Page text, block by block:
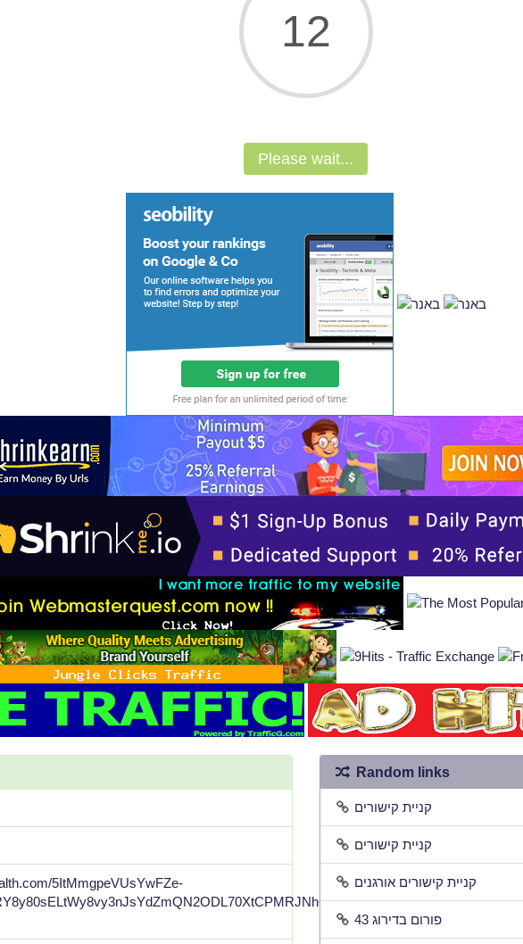
11
Please wait...
5ItMmgpeVUsYwFZe-
Random links
קניית קישורים
קניית קישורים
קניית קישורים אורגנים
פורום בדירוג 43